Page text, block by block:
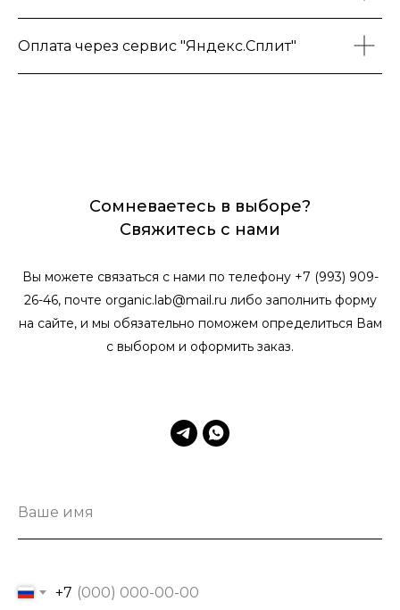
Оплата через сервис "Яндекс.Сплит"
Сомневаетесь в выборе?
Свяжитесь с нами
Вы можете связаться с нами по телефону +7 (993) 909-
26-46, почте organic.lab@mail.ru либо заполнить форму
на сайте, и мы обязательно поможем определиться Вам
с выбором и оформить заказ.
Ваше имя
+7